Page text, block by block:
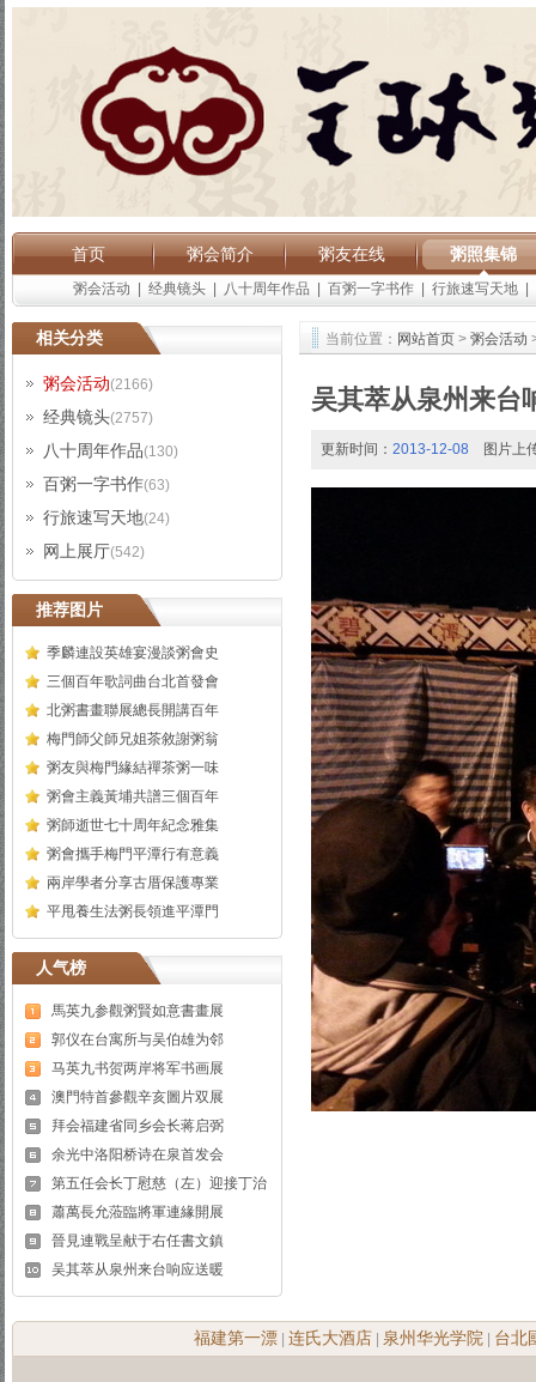
首页 粥会简介 粥友在线 粥照集锦
粥会活动 经典镜头 八十周年作品 百粥一字书作 行旅速写天地
相关分类
粥会活动(2166)
经典镜头(2757)
八十周年作品(130)
百粥一字书作(63)
行旅速写天地(24)
网上展厅(542)
推荐图片
季麟連設英雄宴漫談粥會史
三個百年歌詞曲台北首發會
北粥書畫聯展總長開講百年
梅門師父師兄姐茶敘謝粥翁
粥友與梅門緣結禪茶粥一味
粥會主義黃埔共譜三個百年
粥師逝世七十周年紀念雅集
粥會攜手梅門平潭行有意義
兩岸學者分享古厝保護專業
平甩養生法粥長領進平潭門
人气榜
馬英九参觀粥賢如意書畫展
郭仪在台寓所与吴伯雄为邻
马英九书贺两岸将军书画展
澳門特首參觀辛亥圖片双展
拜会福建省同乡会长蒋启弼
余光中洛阳桥诗在泉首发会
第五任会长丁慰慈（左）迎接丁治
蕭萬長允蒞臨將軍連緣開展
晉見連戰呈献于右任書文鎮
吴其萃从泉州来台响应送暖
当前位置： 网站首页 > 粥会活动
吴其萃从泉州来台
更新时间： 2013-12-08 图片上
福建第一漂 连氏大酒店 泉州华光学院 台北